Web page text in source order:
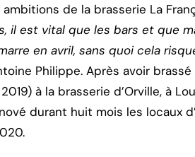
de la brasserie La
il est vital que les bars et que
en avril, sans quoi cela
Philippe. Après avoir
à la brasserie d’Orville, à
durant huit mois les locaux